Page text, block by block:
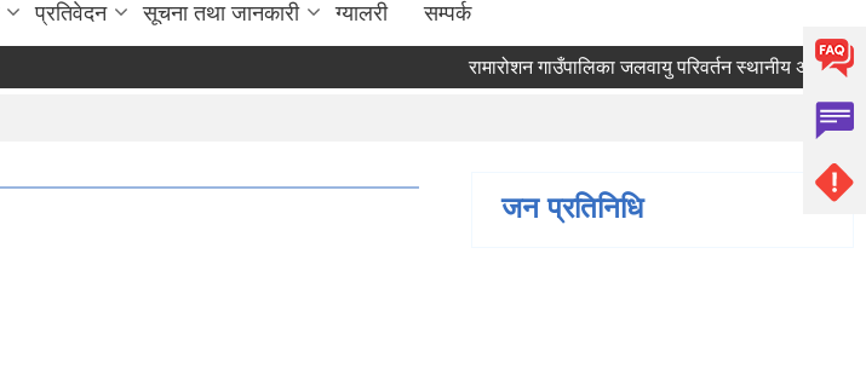
प्रतिवेदन सूचना तथा जानकारी ग्यालरी सम्पर्क
रामारोशन गाउँपालिका जलवायु परिवर्तन स्थानीय अनुकूलन
जन प्रतिनिधि